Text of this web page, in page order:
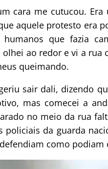
cara me cutucou.
aquele protesto era
que fazia
ao redor e vi a rua
queimando.
sair dali, dizendo
mas comecei a
no meio da rua
policiais da guarda
como podiam